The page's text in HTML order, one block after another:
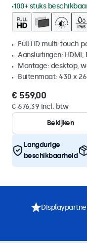
100+ stuks
Full HD multi-touch
Aansluitingen: HDMI,
Montage: desktop,
Buitenmaat: 430 x
€ 559,00
€ 676,39 incl. btw
Bekijken
Langdurige
beschikbaarheid